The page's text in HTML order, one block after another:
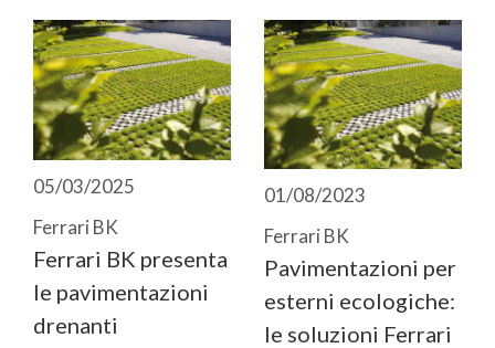
05/03/2025
Ferrari BK
Ferrari BK presenta
le pavimentazioni
drenanti
01/08/2023
Ferrari BK
Pavimentazioni per
esterni ecologiche:
le soluzioni Ferrari